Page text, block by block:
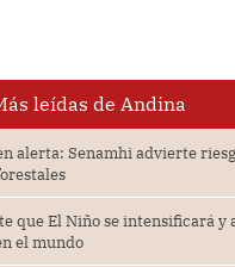
leídas de Andina
alerta: Senamhi advierte
que El Niño se intensificará y
el mundo